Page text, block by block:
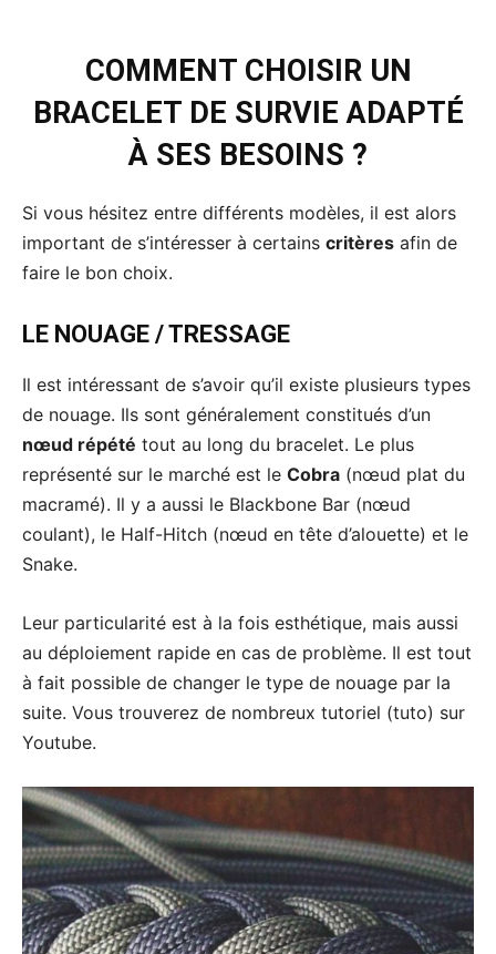
COMMENT CHOISIR UN
BRACELET DE SURVIE ADAPTÉ
À SES BESOINS ?
Si vous hésitez entre différents modèles, il est alors
important de s’intéresser à certains critères afin de
faire le bon choix.
LE NOUAGE / TRESSAGE
Il est intéressant de s’avoir qu’il existe plusieurs types
de nouage. Ils sont généralement constitués d’un
nœud répété tout au long du bracelet. Le plus
représenté sur le marché est le Cobra (nœud plat du
macramé). Il y a aussi le Blackbone Bar (nœud
coulant), le Half-Hitch (nœud en tête d’alouette) et le
Snake.
Leur particularité est à la fois esthétique, mais aussi
au déploiement rapide en cas de problème. Il est tout
à fait possible de changer le type de nouage par la
suite. Vous trouverez de nombreux tutoriel (tuto) sur
Youtube.